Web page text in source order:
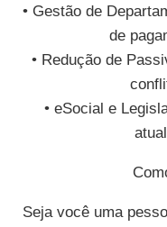
• Gestão de
de
• Redução de
• eSocial e
Seja você uma